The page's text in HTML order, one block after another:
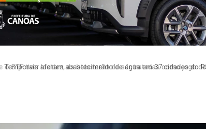
Temporais afetam abastecimento de água em 37 cidades do RS